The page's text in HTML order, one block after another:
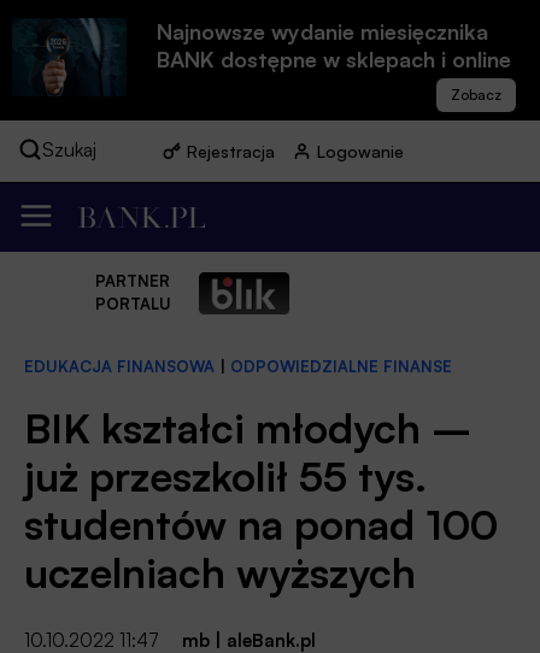
Najnowsze wydanie miesięcznika
BANK dostępne w sklepach i online
Szukaj Rejestracja Logowanie
PARTNER
PORTALU
EDUKACJA FINANSOWA ODPOWIEDZIALNE FINANSE
BIK kształci młodych –
już przeszkolił 55 tys.
studentów na ponad 100
uczelniach wyższych
10.10.2022 11:47 mb
aleBank.pl